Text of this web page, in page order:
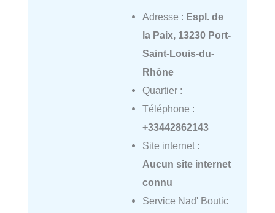
Adresse : Espl. de
la Paix, 13230 Port-
Saint-Louis-du-
Rhône
Quartier :
Téléphone :
+33442862143
Site internet :
Aucun site internet
connu
Service Nad' Boutic